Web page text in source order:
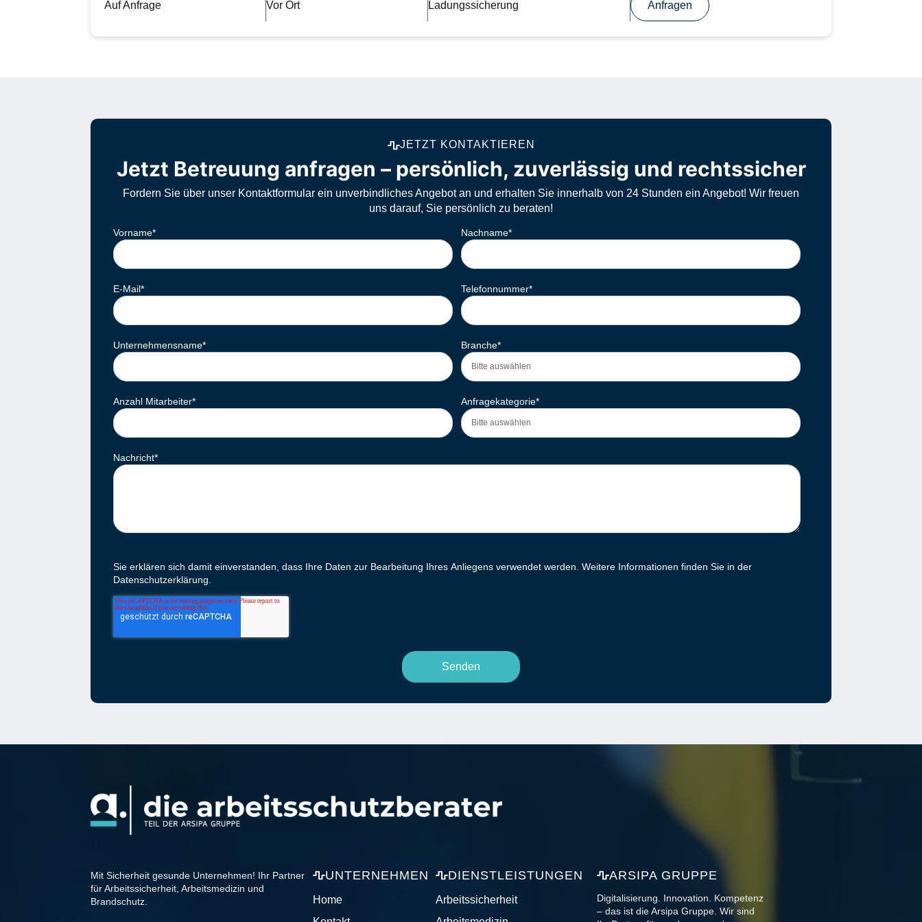
Auf Anfrage Vor Ort Ladungssicherung Anfragen
JETZT KONTAKTIEREN
Jetzt Betreuung anfragen – persönlich, zuverlässig und rechtssicher
Fordern Sie über unser Kontaktformular ein unverbindliches Angebot an und erhalten Sie innerhalb von 24 Stunden ein Angebot! Wir freuen
uns darauf, Sie persönlich zu beraten!
Vorname* Nachname*
E-Mail* Telefonnummer*
Unternehmensname* Branche*
Anzahl Mitarbeiter* Anfragekategorie*
Nachricht*
Sie erklären sich damit einverstanden, dass Ihre Daten zur Bearbeitung Ihres Anliegens verwendet werden. Weitere Informationen finden Sie in der
Datenschutzerklärung.
Mit Sicherheit gesunde Unternehmen! Ihr Partner
für Arbeitssicherheit, Arbeitsmedizin und
Brandschutz.
UNTERNEHMEN
Home
DIENSTLEISTUNGEN
Arbeitssicherheit
ARSIPA GRUPPE
Digitalisierung. Innovation. Kompetenz
– das ist die Arsipa Gruppe. Wir sind